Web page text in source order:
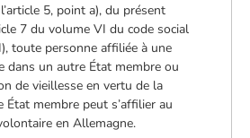
5, point a), du présent
7 du volume VI du code social
toute personne affiliée à une
dans un autre État membre ou
de vieillesse en vertu de la
État membre peut s’affilier au
en Allemagne.